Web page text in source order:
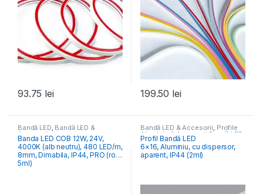
93.75 lei 199.50 lei
Bandă LED, Bandă LED &
Accesorii
Banda LED COB 12W, 24V,
4000K (alb neutru), 480 LED/m,
8mm, Dimabila, IP44, PRO (rola
5ml)
Bandă LED & Accesorii, Profile
Aluminiu & Accesorii Bandă LED
Profil Bandă LED
6×16, Aluminiu, cu dispersor,
aparent, IP44 (2ml)